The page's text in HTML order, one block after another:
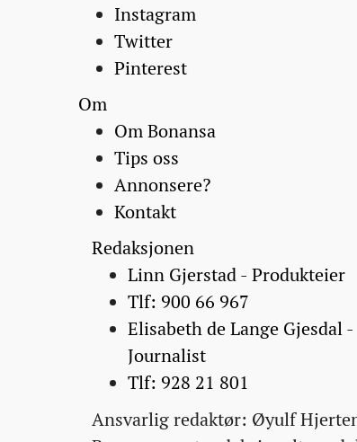
Instagram
Twitter
Pinterest
Om
Om Bonansa
Tips oss
Annonsere?
Kontakt
Redaksjonen
Linn Gjerstad - Produkteier
Tlf: 900 66 967
Elisabeth de Lange Gjesdal -
Journalist
Tlf: 928 21 801
Ansvarlig redaktør: Øyulf